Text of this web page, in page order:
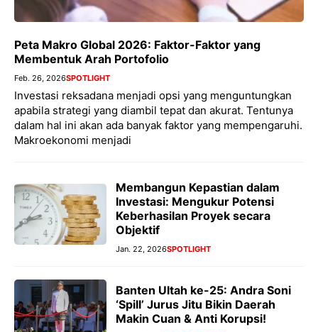
Peta Makro Global 2026: Faktor-Faktor yang
Membentuk Arah Portofolio
Feb. 26, 2026SPOTLIGHT
Investasi reksadana menjadi opsi yang menguntungkan
apabila strategi yang diambil tepat dan akurat. Tentunya
dalam hal ini akan ada banyak faktor yang mempengaruhi.
Makroekonomi menjadi
Membangun Kepastian dalam
Investasi: Mengukur Potensi
Keberhasilan Proyek secara
Objektif
Jan. 22, 2026SPOTLIGHT
Banten Ultah ke-25: Andra Soni
‘Spill’ Jurus Jitu Bikin Daerah
Makin Cuan & Anti Korupsi!